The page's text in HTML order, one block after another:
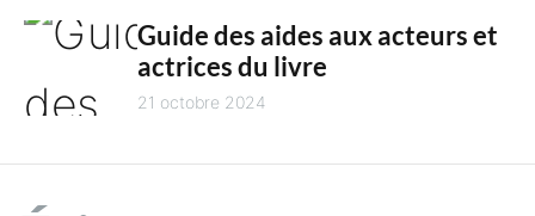
Guide des aides aux acteurs et
actrices du livre
21 octobre 2024